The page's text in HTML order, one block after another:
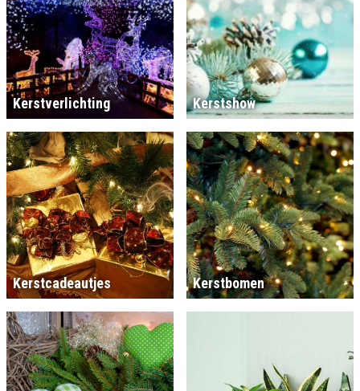
Kerstverlichting Kerstshow
Kerstcadeautjes Kerstbomen